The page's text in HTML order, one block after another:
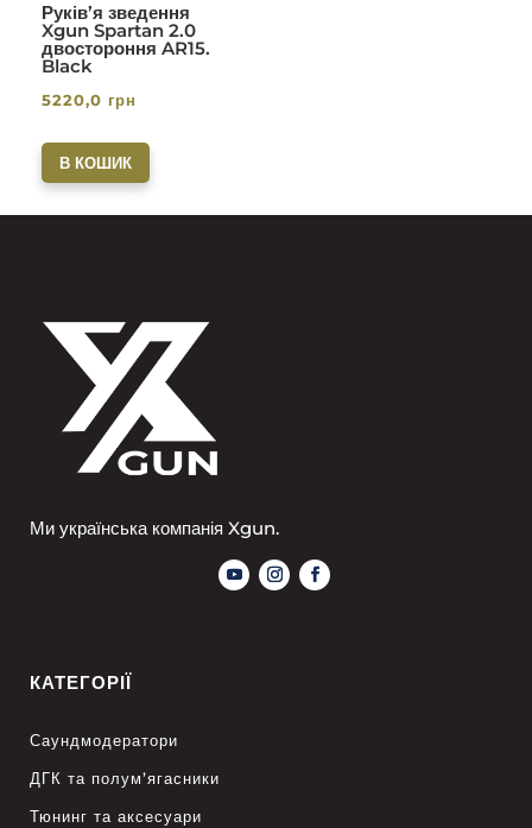
Руків’я зведення
Xgun Spartan 2.0
двостороння AR15.
Black
5220,0 грн
В КОШИК
Ми українська компанія Xgun.
КАТЕГОРІЇ
Саундмодератори
ДГК та полум’ягасники
Тюнинг та аксесуари